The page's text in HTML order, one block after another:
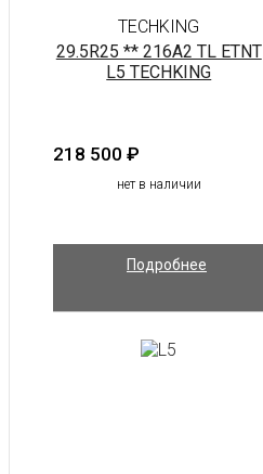
TECHKING
29.5R25 ** 216A2 TL ETNT
L5 TECHKING
218 500 ₽
нет в наличии
Подробнее